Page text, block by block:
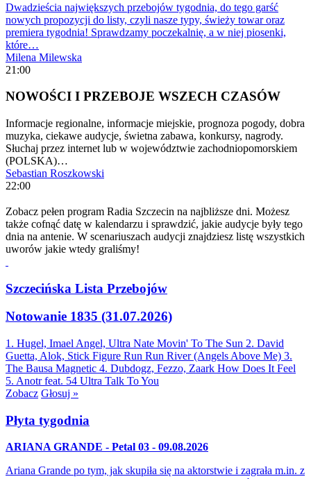
Dwadzieścia największych przebojów tygodnia, do tego garść
nowych propozycji do listy, czyli nasze typy, świeży towar oraz
premiera tygodnia! Sprawdzamy poczekalnię, a w niej piosenki,
które…
Milena Milewska
21:00
NOWOŚCI I PRZEBOJE WSZECH CZASÓW
Informacje regionalne, informacje miejskie, prognoza pogody, dobra
muzyka, ciekawe audycje, świetna zabawa, konkursy, nagrody.
Słuchaj przez internet lub w województwie zachodniopomorskiem
(POLSKA)…
Sebastian Roszkowski
22:00
Zobacz pełen program Radia Szczecin na najbliższe dni. Możesz
także cofnąć datę w kalendarzu i sprawdzić, jakie audycje były tego
dnia na antenie. W scenariuszach audycji znajdziesz listę wszystkich
uworów jakie wtedy graliśmy!
Szczecińska Lista Przebojów
Notowanie 1835 (31.07.2026)
1. Hugel, Imael Angel, Ultra Nate Movin' To The Sun 2. David
Guetta, Alok, Stick Figure Run Run River (Angels Above Me) 3.
The Bausa Magnetic 4. Dubdogz, Fezzo, Zaark How Does It Feel
5. Anotr feat. 54 Ultra Talk To You
Zobacz Głosuj »
Płyta tygodnia
ARIANA GRANDE - Petal 03 - 09.08.2026
Ariana Grande po tym, jak skupiła się na aktorstwie i zagrała m.in. z